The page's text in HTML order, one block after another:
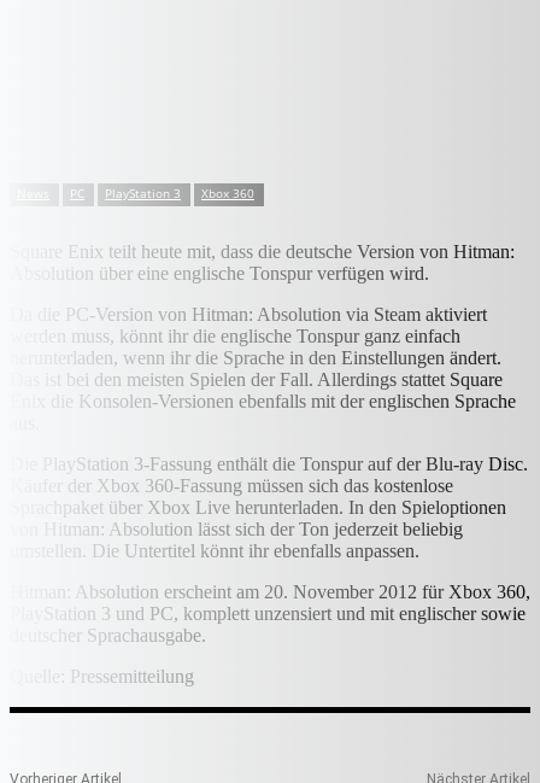
PC PlayStation 3 Xbox 360
Square Enix teilt heute mit, dass die deutsche Version von Hitman:
Absolution über eine englische Tonspur verfügen wird.
Da die PC-Version von Hitman: Absolution via Steam aktiviert
werden muss, könnt ihr die englische Tonspur ganz einfach
herunterladen, wenn ihr die Sprache in den Einstellungen ändert.
Das ist bei den meisten Spielen der Fall. Allerdings stattet Square
Enix die Konsolen-Versionen ebenfalls mit der englischen Sprache
Die PlayStation 3-Fassung enthält die Tonspur auf der Blu-ray Disc.
Käufer der Xbox 360-Fassung müssen sich das kostenlose
Sprachpaket über Xbox Live herunterladen. In den Spieloptionen
von Hitman: Absolution lässt sich der Ton jederzeit beliebig
umstellen. Die Untertitel könnt ihr ebenfalls anpassen.
Hitman: Absolution erscheint am 20. November 2012 für Xbox 360,
PlayStation 3 und PC, komplett unzensiert und mit englischer sowie
deutscher Sprachausgabe.
Quelle: Pressemitteilung
Vorheriger Artikel Nächster Artikel